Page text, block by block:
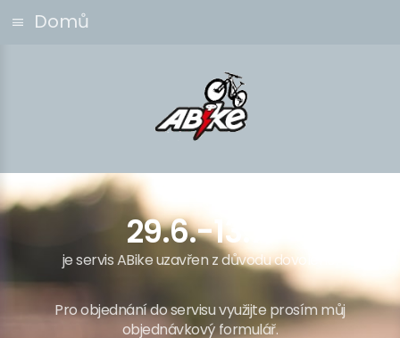
Domů
29.6.-13.7.
je servis ABike uzavřen z důvodu dovolené.
Pro objednání do servisu využijte prosím můj
objednávkový formulář.